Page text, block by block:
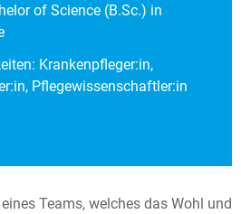
of Science (B.Sc.) in
Krankenpfleger:in,
Pflegewissenschaftler:in
Teams, welches das Wohl und